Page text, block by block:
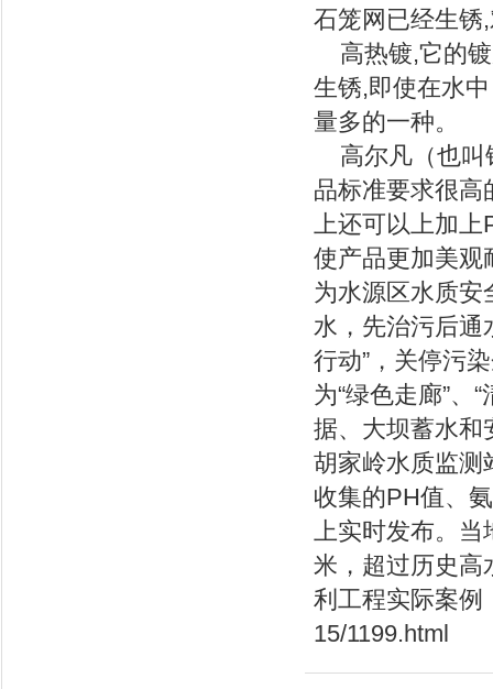
石笼网已经生锈
高热镀,它的镀
生锈,即使在水
量多的一种。
高尔凡（也叫
品标准要求很高
上还可以上加上
使产品更加美观
为水源区水质安
水，先治污后通
行动”，关停污
为“绿色走廊”、
据、大坝蓄水和
胡家岭水质监测
收集的PH值、
上实时发布。当
米，超过历史高
利工程实际案例
15/1199.html